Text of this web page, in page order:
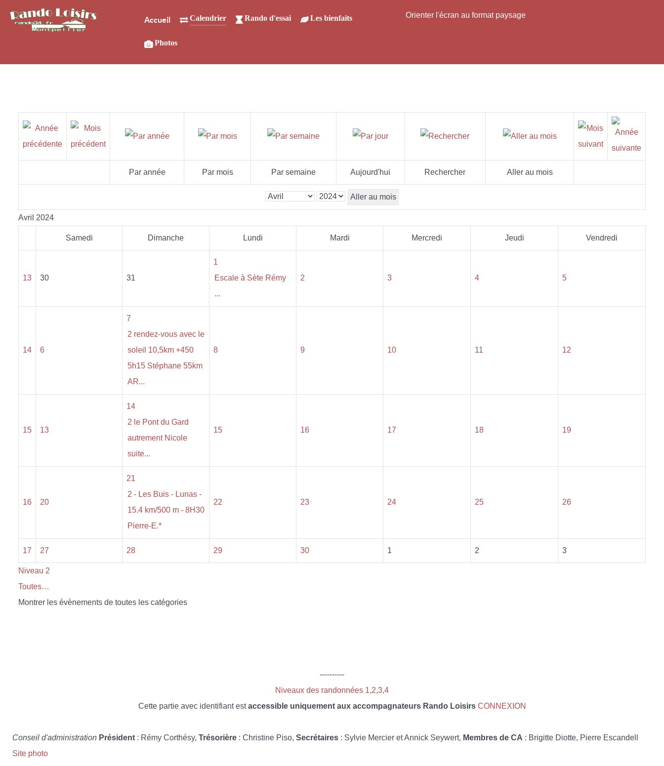
Accueil Calendrier Rando d'essai Les bienfaits
Photos
Orienter l'écran au format paysage
Par année Par mois Par semaine Aujourd'hui Rechercher Aller au mois
Aller au mois
Avril 2024
Samedi Dimanche Lundi Mardi Mercredi Jeudi Vendredi
13 30 31
1
Escale à Sète Rémy
...
2 3 4 5
14 6
7
2 rendez-vous avec le
soleil 10,5km +450
5h15 Stéphane 55km
AR...
8 9 10 11 12
15 13
14
2 le Pont du Gard
autrement Nicole
suite...
15 16 17 18 19
16 20
21
2 - Les Buis - Lunas -
15.4 km/500 m - 8H30
Pierre-E.*
22 23 24 25 26
17 27 28 29 30 1 2 3
Niveau 2
Toutes…
Montrer les évènements de toutes les catégories
----------
Niveaux des randonnées 1,2,3,4
Cette partie avec identifiant estaccessible uniquement aux accompagnateurs Rando Loisirs CONNEXION
Conseil d'administration Président : Rémy Corthésy, Trésorière : Christine Piso, Secrétaires : Sylvie Mercier et Annick Seywert, Membres de CA : Brigitte Diotte, Pierre Escandell
Site photo